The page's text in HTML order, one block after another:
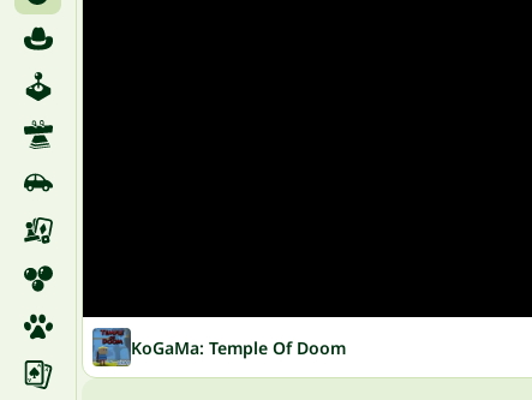
KoGaMa: Temple Of Doom